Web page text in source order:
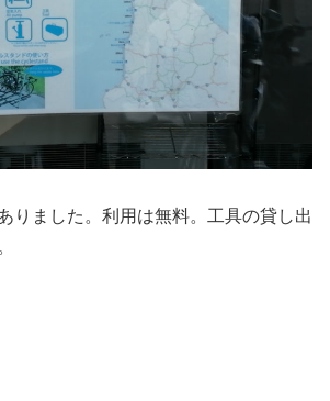
りました。利用は無料。工具の貸し出